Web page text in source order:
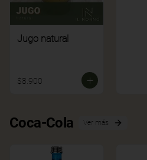
Jugo natural
$8.900
Coca-Cola Ver más